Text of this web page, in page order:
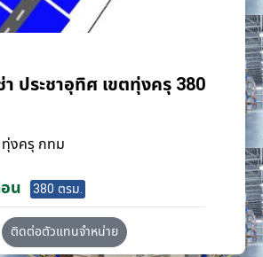
า ประชาอุทิศ เขตทุ่งครุ 380
ทุ่งครุ กทม
น 380 ตรม.
ติดต่อตัวแทนจำหน่าย